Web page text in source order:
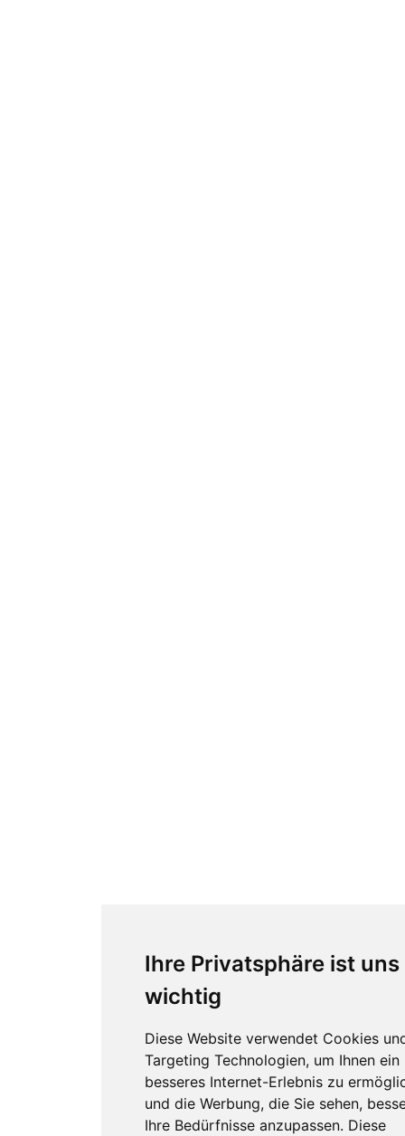
Ihre Privatsphäre ist uns
wichtig
Diese Website verwendet Cookies
Targeting Technologien, um Ihnen ein
besseres Internet-Erlebnis zu
und die Werbung, die Sie sehen,
Ihre Bedürfnisse anzupassen. Diese